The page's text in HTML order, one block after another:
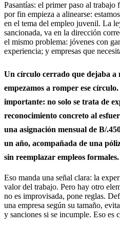
Pasantías: el primer paso al
por fin empieza a alinearse:
en el tema del empleo juvenil. La
sancionada, va en la dirección
el mismo problema: jóvenes con
experiencia; y empresas que
Un círculo cerrado que dejaba a
empezamos a romper ese
importante: no solo se trata de
reconocimiento concreto al
una asignación mensual de B/
un año, acompañada de una
sin reemplazar empleos formales.
Eso manda una señal clara: la
valor del trabajo. Pero hay otro
no es improvisada, pone reglas.
una empresa según su tamaño,
y sanciones si se incumple. Eso es